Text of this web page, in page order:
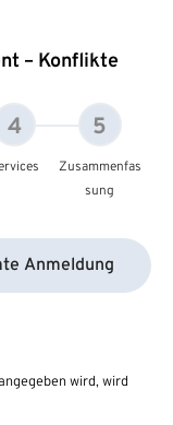
– Konflikte
4 5
Zusammenfas
sung
Anmeldung
wird, wird